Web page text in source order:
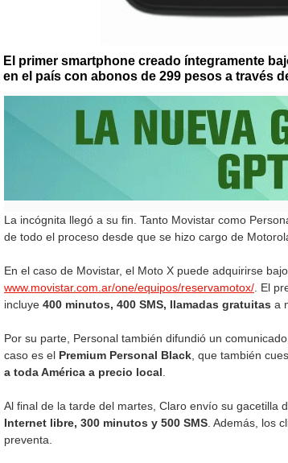
El primer smartphone creado íntegramente
en el país con abonos de 299 pesos a través
La incógnita llegó a su fin. Tanto Movistar como
de todo el proceso desde que se hizo cargo de
En el caso de Movistar, el Moto X puede adquirirse
www.movistar.com.ar/one/equipos/reservamotox/ . El
incluye 400 minutos, 400 SMS, llamadas gratuitas a
Por su parte, Personal también difundió un
caso es el Premium Personal Black , que también
a toda América a precio local
Al final de la tarde del martes, Claro envío su gacetilla
Internet libre, 300 minutos y 500 SMS . Además, los
preventa.